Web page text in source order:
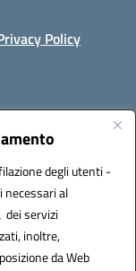
degli utenti -
necessari al
servizi
inoltre,
da Web
Policy
(CE)
-